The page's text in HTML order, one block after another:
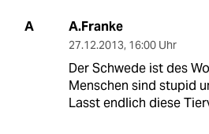
A A.Franke
27.12.2013, 16:00 Uhr
Der Schwede ist des
Menschen sind stupid
Lasst endlich diese